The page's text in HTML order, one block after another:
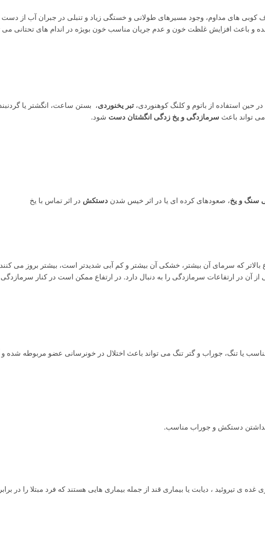
کوبی های مداوم، وجود مسیرهای طولانی و خستگی زیاد و تنبلی در جبران آب از دست
و باعث افزایش غلظت خون و عدم جریان مناسب خون بویژه در اندام های تحتانی می
استفاده از باتوم و کلنگ کوهنوردی،تبر یخنوردی، بستن ساعت، انگشتر یا
تواند باعث سرمازدگی و یخ زدگی انگشتان دست شود.
سنگ و یخ، صعودهای کرده ای یا در اثر خیس شدن دستکش در اثر تماس با یخ
که سرمای آن بیشتر، خشکی آن بیشتر و کم آبی شدیدتر است، بیشتر بروز می
آن در ارتفاعات سرمازدگی را به دنبال دارد. در ارتفاع ممکن است در کنار سرمازدگی
یا تنگ، جوراب و گتر تنگ می تواند باعث اختلال در خونرسانی عضو مربوطه شده و
دستکش و جوراب مناسب.
ی تیروئید ، دیابت یا بیماری قند از جمله بیماری هایی هستند که فرد مبتلا را در